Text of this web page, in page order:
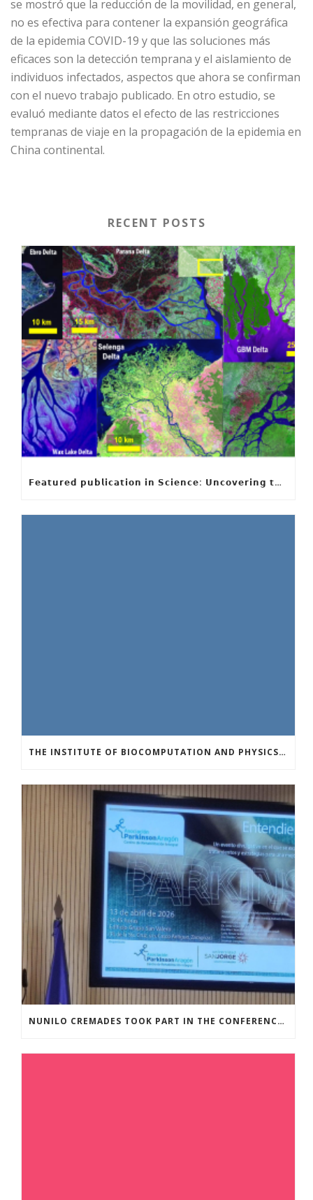
se mostró que la reducción de la movilidad, en general,
no es efectiva para contener la expansión geográfica
de la epidemia COVID-19 y que las soluciones más
eficaces son la detección temprana y el aislamiento de
individuos infectados, aspectos que ahora se confirman
con el nuevo trabajo publicado. En otro estudio, se
evaluó mediante datos el efecto de las restricciones
tempranas de viaje en la propagación de la epidemia en
China continental.
RECENT POSTS
𝗙𝗲𝗮𝘁𝘂𝗿𝗲𝗱 𝗽𝘂𝗯𝗹𝗶𝗰𝗮𝘁𝗶𝗼𝗻 𝗶𝗻 𝗦𝗰𝗶𝗲𝗻𝗰𝗲: 𝗨𝗻𝗰𝗼𝘃𝗲𝗿𝗶𝗻𝗴 𝘁𝗵𝗲 𝗵𝗶𝗱𝗱𝗲𝗻 𝗿𝘂𝗹𝗲𝘀 𝗯𝗲𝗵𝗶𝗻𝗱 𝗿𝗶𝘃𝗲𝗿 𝗱𝗲𝗹𝘁𝗮 𝗴𝗲𝗼𝗺𝗲𝘁𝗿𝘆 𝗮𝗻𝗱 𝗴𝗿𝗼𝘄𝘁𝗵
THE INSTITUTE OF BIOCOMPUTATION AND PHYSICS OF COMPLEX SYSTEMS AT THE UNIVERSITY OF ZARAGOZA ORGANISED THE WORKSHOP “THE JOURNEY THROUGH THE DIGESTIVE SYSTEM” FOR MEMBERS OF THE UTRILLO ASSOCIATION
NUNILO CREMADES TOOK PART IN THE CONFERENCE ENTITLED UNDERSTANDING PARKINSON’S. ADVANCES AND NEW PERSPECTIVES’.